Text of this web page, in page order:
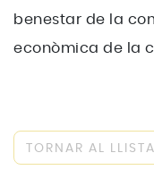
benestar de la
econòmica de la
TORNAR AL